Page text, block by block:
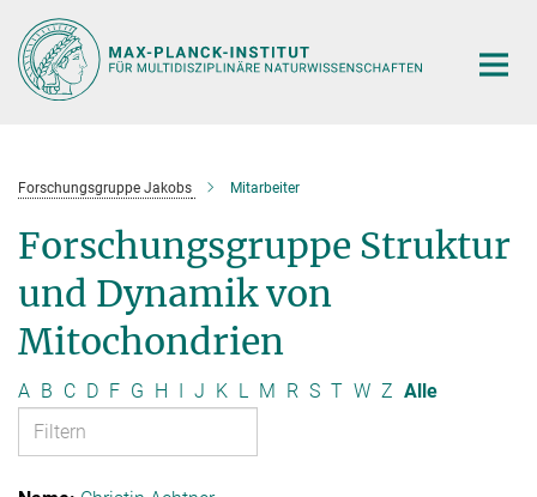
Hauptinhalt
Forschungsgruppe Jakobs Mitarbeiter
Forschungsgruppe Struktur
und Dynamik von
Mitochondrien
A B C D F G H I J K L M R S T W Z Alle